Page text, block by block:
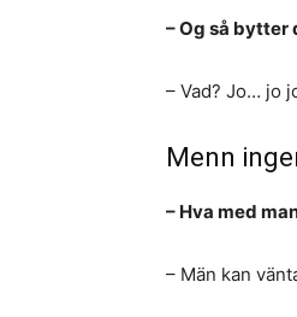
– Og så bytter
– Vad? Jo… jo
Menn
– Hva med
– Män kan